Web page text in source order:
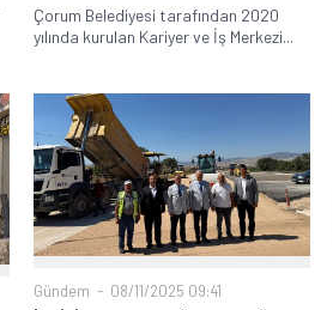
Çorum Belediyesi tarafından 2020
yılında kurulan Kariyer ve İş Merkezi...
Gündem 08/11/2025 09:41